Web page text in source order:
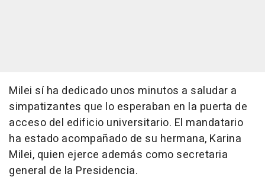
Milei sí ha dedicado unos minutos a saludar a
simpatizantes que lo esperaban en la puerta de
acceso del edificio universitario. El mandatario
ha estado acompañado de su hermana, Karina
Milei, quien ejerce además como secretaria
general de la Presidencia.